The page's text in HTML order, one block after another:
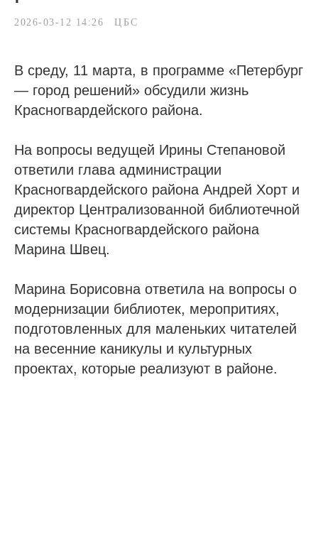
2026-03-12 14:26 ЦБС
В среду, 11 марта, в программе «Петербург
— город решений» обсудили жизнь
Красногвардейского района.
На вопросы ведущей Ирины Степановой
ответили глава администрации
Красногвардейского района Андрей Хорт и
директор Централизованной библиотечной
системы Красногвардейского района
Марина Швец.
Марина Борисовна ответила на вопросы о
модернизации библиотек, меропритиях,
подготовленных для маленьких читателей
на весенние каникулы и культурных
проектах, которые реализуют в районе.